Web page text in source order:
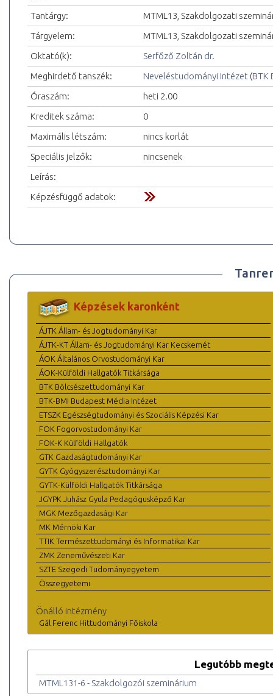
Tantárgy:
MTML13, Szakdolgozati
Tárgyelem:
MTML13, Szakdolgozati
Oktató(k):
Serfőző Zoltán dr.
Meghirdető tanszék:
Neveléstudományi Intézet (BTK
Óraszám:
heti 2.00
Kreditek száma:
0
Maximális létszám:
nincs korlát
Speciális jelzők:
nincsenek
Leírás:
Képzésfüggő adatok:
Képzések karonként
ÁJTK Állam- és Jogtudományi Kar
ÁJTK-KT Állam- és Jogtudományi Kar Kecskemét
ÁOK Általános Orvostudományi Kar
ÁOK-Külföldi Hallgatók Titkársága
BTK Bölcsészettudományi Kar
BTK-BMI Budapest Média Intézet
ETSZK Egészségtudományi és Szociális Képzési Kar
FOK Fogorvostudományi Kar
FOK-K Külföldi Hallgatók
GTK Gazdaságtudományi Kar
GYTK Gyógyszerésztudományi Kar
GYTK-Külföldi Hallgatók Titkársága
JGYPK Juhász Gyula Pedagógusképző Kar
MGK Mezőgazdasági Kar
MK Mérnöki Kar
TTIK Természettudományi és Informatikai Kar
ZMK Zeneművészeti Kar
SZTE Szegedi Tudományegyetem
Összegyetemi
Önálló intézmény
Gál Ferenc Hittudományi Főiskola
Legutóbb
MTML131-6 - Szakdolgozói szeminárium